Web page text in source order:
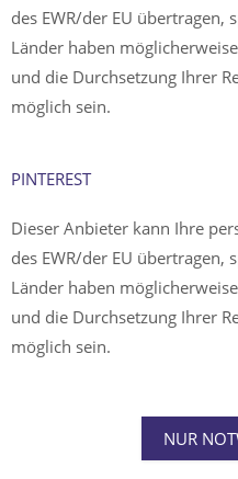
des EWR/der EU übertragen,
Länder haben
und die Durchsetzung Ihrer
möglich sein.
PINTEREST
Dieser Anbieter kann Ihre
des EWR/der EU übertragen,
Länder haben
und die Durchsetzung Ihrer
möglich sein.
NUR